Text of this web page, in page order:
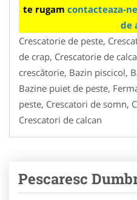
te rugam contacteaza-
de
Crescatorie de peste,
de crap, Crescatorie de
crescătorie, Bazin piscicol,
Bazine puiet de peste,
peste, Crescatori de somn,
Crescatori de calcan
Pescaresc